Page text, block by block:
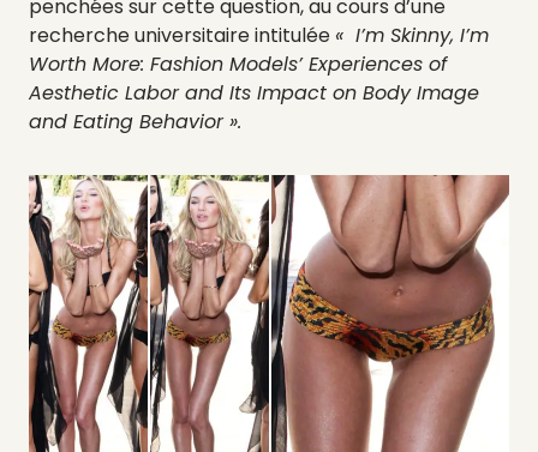
penchées sur cette question, au cours d’une
recherche universitaire intitulée « I’m Skinny, I’m
Worth More: Fashion Models’ Experiences of
Aesthetic Labor and Its Impact on Body Image
and Eating Behavior ».